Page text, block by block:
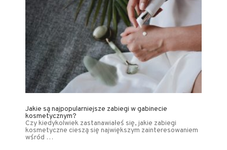
Jakie są najpopularniejsze zabiegi w gabinecie
kosmetycznym?
Czy kiedykolwiek zastanawiałeś się, jakie zabiegi
kosmetyczne cieszą się największym zainteresowaniem
wśród …